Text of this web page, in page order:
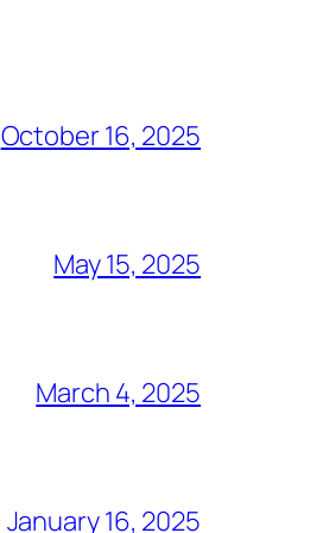
October 16, 2025
May 15, 2025
March 4, 2025
January 16, 2025